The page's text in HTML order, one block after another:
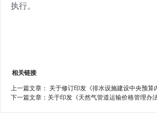
执行。
相关链接
上一篇文章：
关于修订印发《排水设施建设中央预算
下一篇文章： 关于印发《天然气管道运输价格管理办